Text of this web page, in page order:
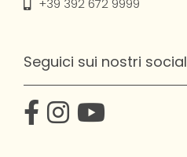
+39 392 672 9999
Seguici sui nostri social